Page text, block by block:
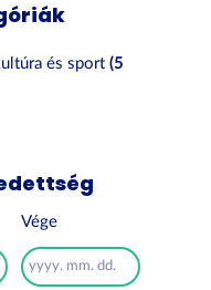
és sport(5)
Vége